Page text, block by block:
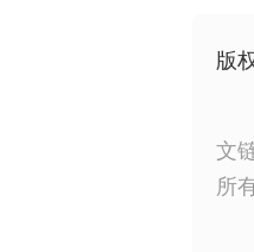
版
文
所